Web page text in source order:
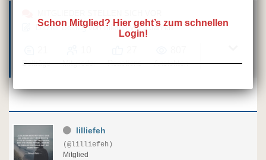
Letzter Beitrag von lilliefeh Vor 3 Jahren
Beiträge Mitglieder Reactions Ansichten
lilliefeh
(@lilliefeh)
Mitglied
Schon Mitglied? Hier geht’s zum schnellen
Login!